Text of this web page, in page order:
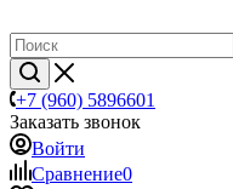
+7 (960) 5896601
Заказать звонок
Войти
Сравнение0